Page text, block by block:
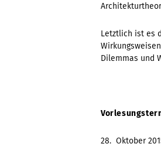
Letztlich ist es
Dilemmas und
28. Oktober